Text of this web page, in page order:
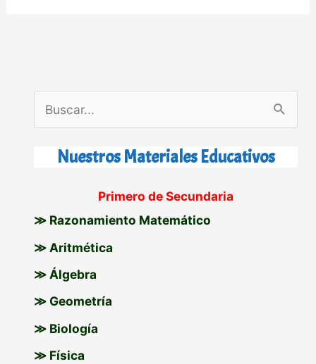
u
r
p
o
Nuestros Materiales Educativos
Primero de Secundaria
≫ Razonamiento Matemático
≫ Aritmética
≫ Álgebra
≫ Geometría
≫ Biología
≫ Física